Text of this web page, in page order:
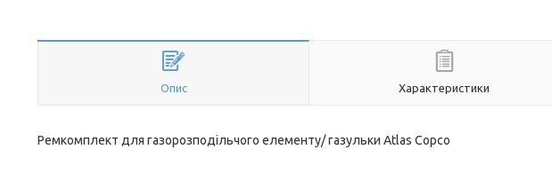
Опис Характеристики
Ремкомплект для газорозподільчого елементу/ газульки Atlas Copco